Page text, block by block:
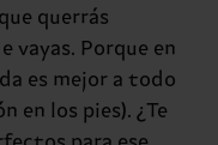
querrás
vayas. Porque en
es mejor a todo
en los pies). ¿Te